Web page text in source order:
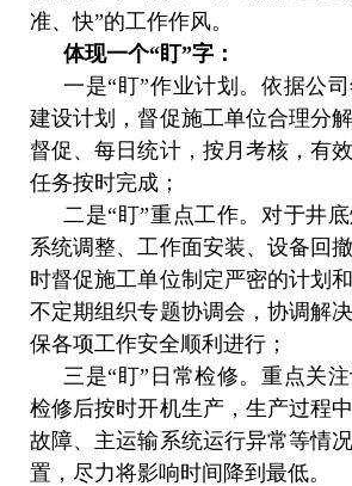
准、快”的工作作风。
体现一个“盯”字：
一是“盯”作业计划。依据公
建设计划，督促施工单位合理分
督促、每日统计，按月考核，有
任务按时完成；
二是“盯”重点工作。对于井
系统调整、工作面安装、设备回
时督促施工单位制定严密的计划
不定期组织专题协调会，协调解
保各项工作安全顺利进行；
三是“盯”日常检修。重点关
检修后按时开机生产，生产过程
故障、主运输系统运行异常等情
置，尽力将影响时间降到最低。